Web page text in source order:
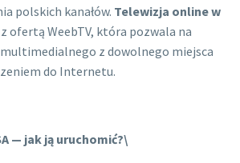
polskich kanałów. Telewizja online w
ofertą WeebTV, która pozwala na
z dowolnego miejsca
do Internetu.
— jak ją uruchomić?\